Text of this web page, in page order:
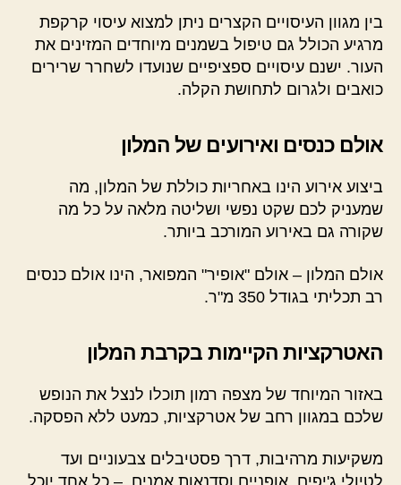
בין מגוון העיסויים הקצרים ניתן למצוא עיסוי קרקפת
מרגיע הכולל גם טיפול בשמנים מיוחדים המזינים את
העור. ישנם עיסויים ספציפיים שנועדו לשחרר שרירים
כואבים ולגרום לתחושת הקלה.
אולם כנסים ואירועים של המלון
ביצוע אירוע הינו באחריות כוללת של המלון, מה
שמעניק לכם שקט נפשי ושליטה מלאה על כל מה
שקורה גם באירוע המורכב ביותר.
אולם המלון – אולם "אופיר" המפואר, הינו אולם כנסים
רב תכליתי בגודל 350 מ"ר.
האטרקציות הקיימות בקרבת המלון
באזור המיוחד של מצפה רמון תוכלו לנצל את הנופש
שלכם במגוון רחב של אטרקציות, כמעט ללא הפסקה.
משקיעות מרהיבות, דרך פסטיבלים צבעוניים ועד
לטיולי ג'יפים, אופניים וסדנאות אמנים – כל אחד יוכל